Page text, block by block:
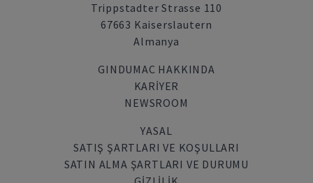
Trippstadter Strasse 110
67663 Kaiserslautern
Almanya
GINDUMAC HAKKINDA
KARIYER
NEWSROOM
YASAL
SATIŞ ŞARTLARI VE KOŞULLARI
SATIN ALMA ŞARTLARI VE DURUMU